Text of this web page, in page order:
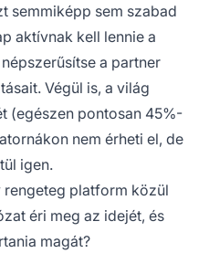
semmiképp sem szabad
aktívnak kell lennie a
a partner
Végül is, a világ
(egészen pontosan 45%-
nem érheti el, de
igen.
rengeteg platform közül
éri meg az idejét, és
magát?